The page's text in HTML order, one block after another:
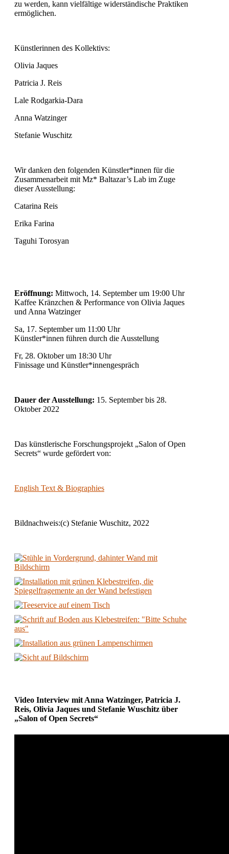
zu werden, kann vielfältige widerständische Praktiken
ermöglichen.
Künstlerinnen des Kollektivs:
Olivia Jaques
Patricia J. Reis
Lale Rodgarkia-Dara
Anna Watzinger
Stefanie Wuschitz
Wir danken den folgenden Künstler*innen für die
Zusammenarbeit mit Mz* Baltazar’s Lab im Zuge
dieser Ausstellung:
Catarina Reis
Erika Farina
Taguhi Torosyan
Eröffnung: Mittwoch, 14. September um 19:00 Uhr
Kaffee Kränzchen & Performance von Olivia Jaques
und Anna Watzinger
Sa, 17. September um 11:00 Uhr
Künstler*innen führen durch die Ausstellung
Fr, 28. Oktober um 18:30 Uhr
Finissage und Künstler*innengespräch
Dauer der Ausstellung: 15. September bis 28.
Oktober 2022
Das künstlerische Forschungsprojekt „Salon of Open
Secrets“ wurde gefördert von:
English Text & Biographies
Bildnachweis:(c) Stefanie Wuschitz, 2022
Video Interview mit Anna Watzinger, Patricia J.
Reis, Olivia Jaques und Stefanie Wuschitz über
„Salon of Open Secrets“